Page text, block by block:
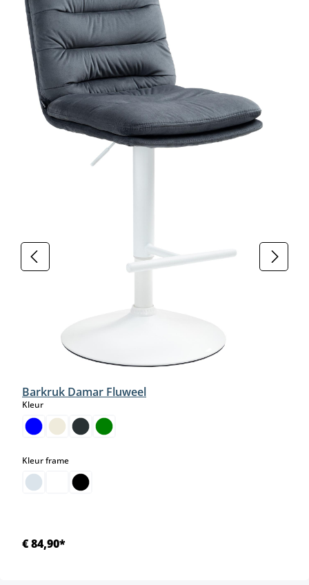
Barkruk Damar Fluweel
Kleurselect
Kleur frameselect
€ 84,90*